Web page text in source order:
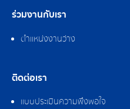
ร่วมงานกับเรา
ตำแหน่งงานว่าง
ติดต่อเรา
แบบประเมินความพึงพอใจ